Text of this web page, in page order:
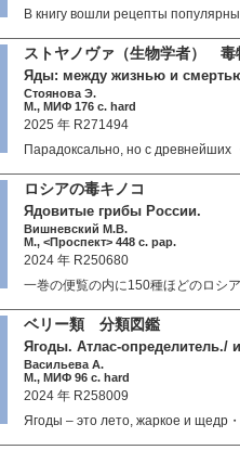
В книгу вошли рецепты популярны
ストヤノヴァ（生物学者）
Яды: между жизнью и
Стоянова Э.
М., МИФ 176 c. hard
2025 年 R271494
Парадоксально, но с древнейших
ロシアの毒キノコ
Ядовитые грибы России.
Вишневский М.В.
М., <Проспект> 448 c. pap.
2024 年 R250680
一巻の便覧の内に150種ほどのロシ
ベリー類 分類図鑑
Ягоды. Атлас-определитель./
Васильева А.
М., МИФ 96 c. hard
2024 年 R258009
Ягоды – это лето, жаркое и щедр・